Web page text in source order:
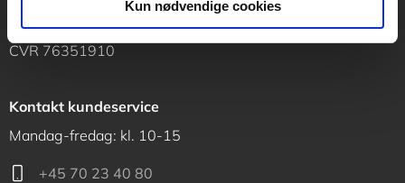
Kun nødvendige cookies
1120 København K
CVR 76351910
Kontakt kundeservice
Mandag-fredag: kl. 10-15
+45 70 23 40 80